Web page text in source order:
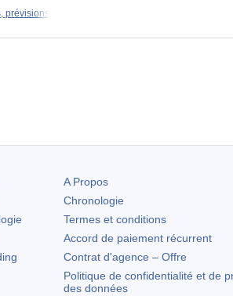
prévisions
A Propos
Chronologie
Termes et conditions
Accord de paiement récurrent
Contrat d'agence – Offre
Politique de confidentialité et de
des données